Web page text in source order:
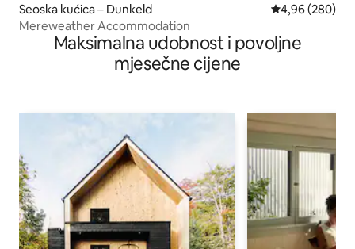
Seoska kućica – Dunkeld Prosječna
4,96 (280)
Mereweather Accommodation
Maksimalna udobnost i povoljne
mjesečne cijene